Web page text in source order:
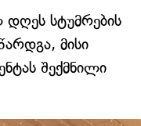
სტუმრების
მისი
შექმნილი